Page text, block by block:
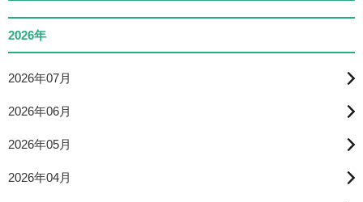
2026年
2026年07月
2026年06月
2026年05月
2026年04月